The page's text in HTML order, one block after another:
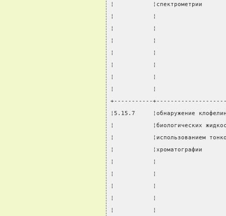
¦           ¦спектрометрии
¦           ¦
¦           ¦
¦           ¦
¦           ¦
¦           ¦
¦           ¦
¦           ¦
+-----------
¦5.15.7     ¦обнаружение
¦           ¦биологических
¦           ¦использованием
¦           ¦хроматографии
¦           ¦
¦           ¦
¦           ¦
¦           ¦
¦           ¦